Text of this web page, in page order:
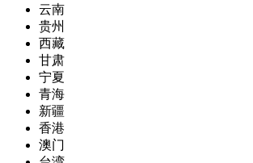
云南
贵州
西藏
甘肃
宁夏
青海
新疆
香港
澳门